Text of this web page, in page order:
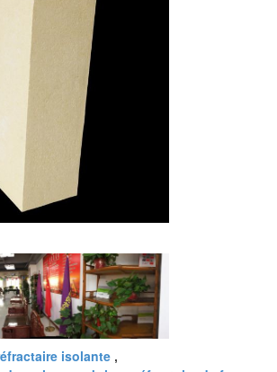
isolante ,